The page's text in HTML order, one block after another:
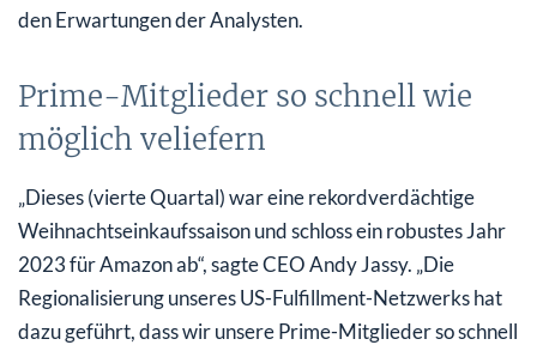
den Erwartungen der Analysten.
Prime-Mitglieder so schnell wie
möglich veliefern
„Dieses (vierte Quartal) war eine rekordverdächtige
Weihnachtseinkaufssaison und schloss ein robustes Jahr
2023 für Amazon ab“, sagte CEO Andy Jassy. „Die
Regionalisierung unseres US-Fulfillment-Netzwerks hat
dazu geführt, dass wir unsere Prime-Mitglieder so schnell